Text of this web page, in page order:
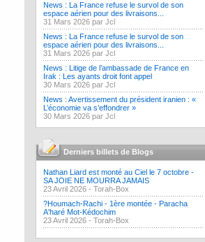
News : La France refuse le survol de son
espace aérien pour des livraisons...
31 Mars 2026 par Jcl
News : La France refuse le survol de son
espace aérien pour des livraisons...
31 Mars 2026 par Jcl
News : Litige de l’ambassade de France en
Irak : Les ayants droit font appel
30 Mars 2026 par Jcl
News : Avertissement du président iranien : «
L’économie va s’effondrer »
30 Mars 2026 par Jcl
Derniers billets de Blogs
Nathan Liard est monté au Ciel le 7 octobre -
SA JOIE NE MOURRA JAMAIS
23 Avril 2026 - Torah-Box
?Houmach-Rachi - 1ère montée - Paracha
A'haré Mot-Kédochim
23 Avril 2026 - Torah-Box